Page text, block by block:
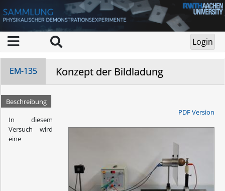
EM-135 Konzept der Bildladung
Beschreibung
PDF Version
In diesem
Versuch wird
eine